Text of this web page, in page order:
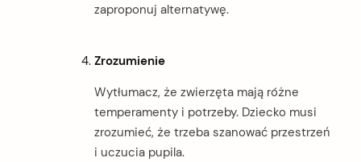
zaproponuj alternatywę.
Zrozumienie
Wytłumacz, że zwierzęta mają różne
temperamenty i potrzeby. Dziecko musi
zrozumieć, że trzeba szanować przestrzeń
i uczucia pupila.